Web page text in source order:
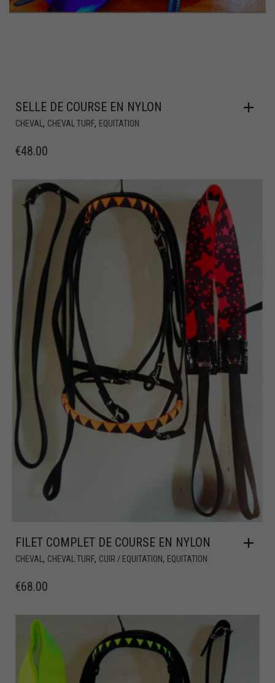
SELLE DE COURSE EN NYLON
CHEVAL, CHEVAL TURF, EQUITATION
€48.00
FILET COMPLET DE COURSE EN NYLON
CHEVAL , CHEVAL TURF, CUIR / EQUITATION, EQUITATION
€68.00